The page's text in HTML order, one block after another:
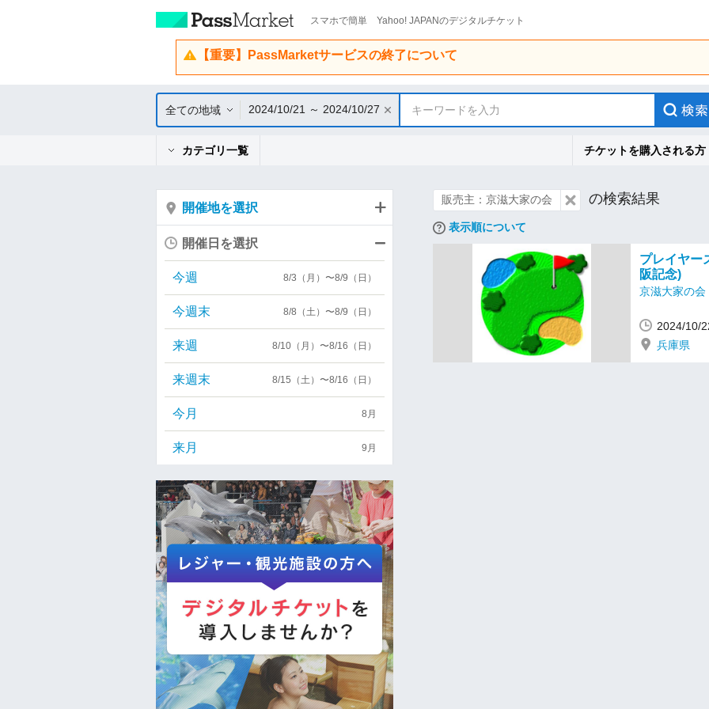
スマホで簡単 Yahoo! JAPANのデジタルチケット
【重要】PassMarketサービスの終了について
全ての地域 2024/10/21 ～ 2024/10/27 キーワードを入力
カテゴリ一覧 チケットを購入される方
販売主：京滋大家の会 の検索結果
表示順について
プレイヤー
阪記念)
京滋大家の会
2024/10/
兵庫県
開催地を選択
開催日を選択
今週 8/3（月）〜8/9（日）
今週末 8/8（土）〜8/9（日）
来週 8/10（月）〜8/16（日）
来週末 8/15（土）〜8/16（日）
今月 8月
来月 9月